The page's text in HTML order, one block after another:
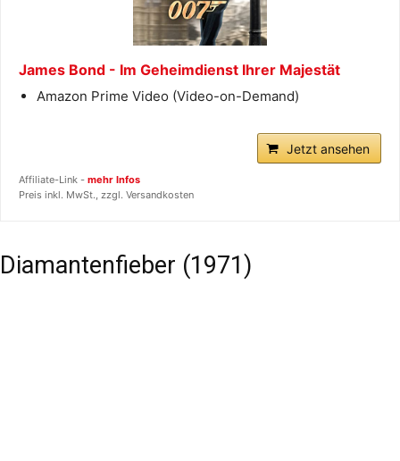
James Bond - Im Geheimdienst Ihrer Majestät
Amazon Prime Video (Video-on-Demand)
Jetzt ansehen
Affiliate-Link - mehr Infos
Preis inkl. MwSt., zzgl. Versandkosten
Diamantenfieber (1971)